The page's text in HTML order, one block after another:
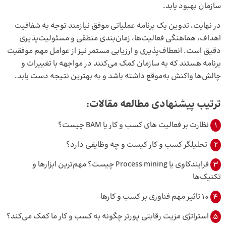
سازمان بهبود یابد.
در نهایت، تدوین یک برنامه عملیاتی موفق نیازمند توجه به شفافیت
اهداف، هماهنگی فعالیت‌ها، زمان‌بندی منطقی و مسئولیت‌پذیری
دقیق است. انعطاف‌پذیری و ارزیابی مستمر نیز از عوامل مهم موفقیت
برنامه هستند که به سازمان کمک می‌کنند در مواجهه با تغییرات و
چالش‌ها واکنش به‌موقع داشته باشد و به بهترین نتیجه دست یابد.
ترتیب پیشنهادی مطالعه مقالات:
1 نظارت بر فعالیت های کسب و کار یا BAM چیست؟
2
تحلیلگر کسب و کار کیست و چه وظایفی دارد؟
3
فرایندکاوی یا Process mining چیست؟ مهم‌ترین ابزارها و
تکنیک‌ها
4
5 استراتژی مزیت رقابتی پورتر چگونه به کسب و کار ما کمک می‌کند؟